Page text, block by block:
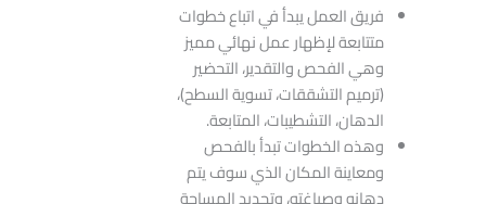
فريق العمل يبدأ في اتباع خطوات
متتابعة لإظهار عمل نهائي مميز
وهي الفحص والتقدير، التحضير
(ترميم التشققات، تسوية السطح)،
الدهان، التشطيبات، المتابعة.
وهذه الخطوات تبدأ بالفحص
ومعاينة المكان الذي سوف يتم